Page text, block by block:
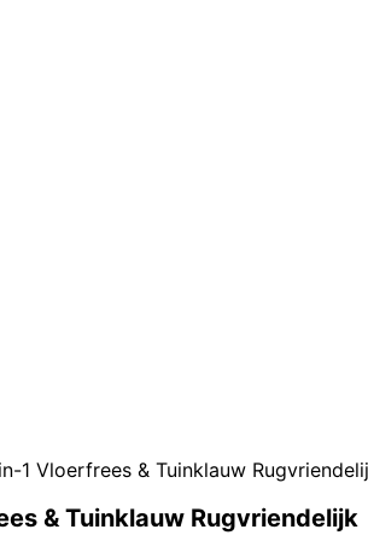
1 Vloerfrees & Tuinklauw
& Tuinklauw Rugvriendelijk